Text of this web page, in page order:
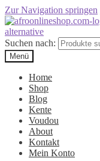
Zur Navigation springen
Suchen nach:
Menü
Home
Shop
Blog
Kente
Voudou
About
Kontakt
Mein Konto